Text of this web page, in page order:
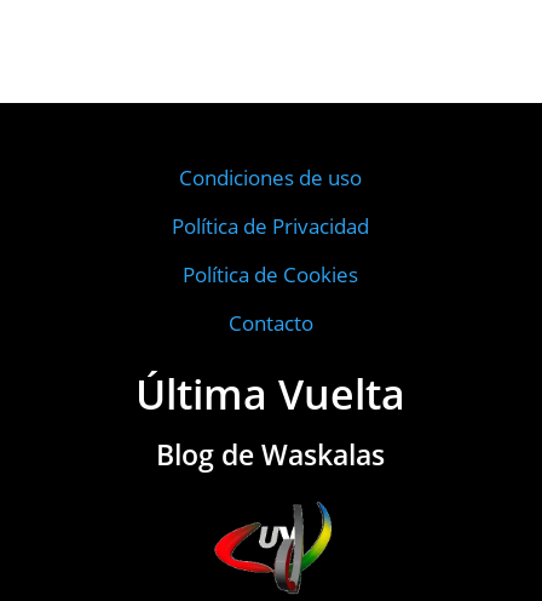
Condiciones de uso
Política de Privacidad
Política de Cookies
Contacto
Última Vuelta
Blog de Waskalas